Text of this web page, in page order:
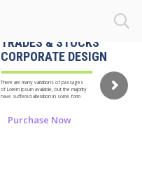
TRADES & STOCKS
CORPORATE DESIGN
There are many variations of passages
of Lorem Ipsum available, but the majority
have suffered alteration in some form
Purchase Now